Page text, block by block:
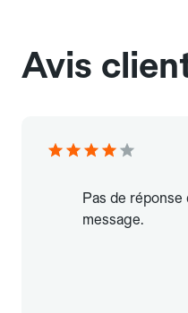
Avis
Pas de
message.